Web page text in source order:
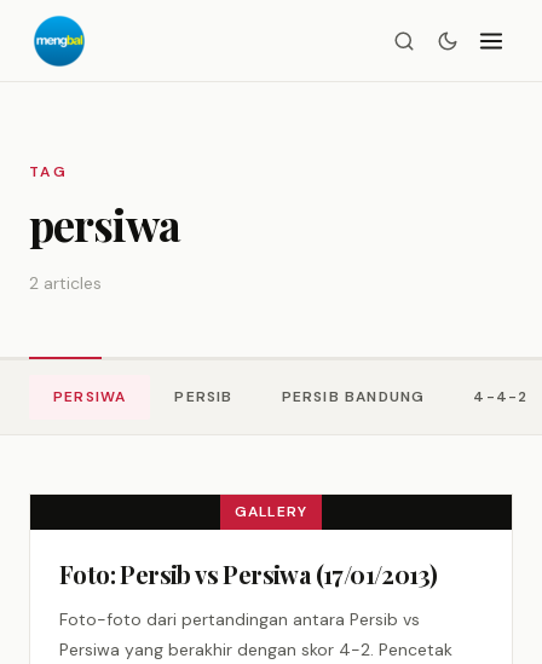
TAG
persiwa
2 articles
PERSIWA PERSIB PERSIB BANDUNG 4-4-2
GALLERY
Foto: Persib vs Persiwa (17/01/2013)
Foto-foto dari pertandingan antara Persib vs
Persiwa yang berakhir dengan skor 4-2. Pencetak